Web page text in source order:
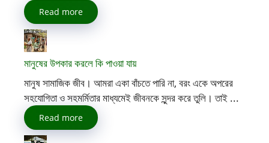
Read more
মানুষের উপকার করলে কি পাওয়া যায়
মানুষ সামাজিক জীব। আমরা একা বাঁচতে পারি না, বরং একে অপরের
সহযোগিতা ও সহমর্মিতার মাধ্যমেই জীবনকে সুন্দর করে তুলি। তাই ...
Read more